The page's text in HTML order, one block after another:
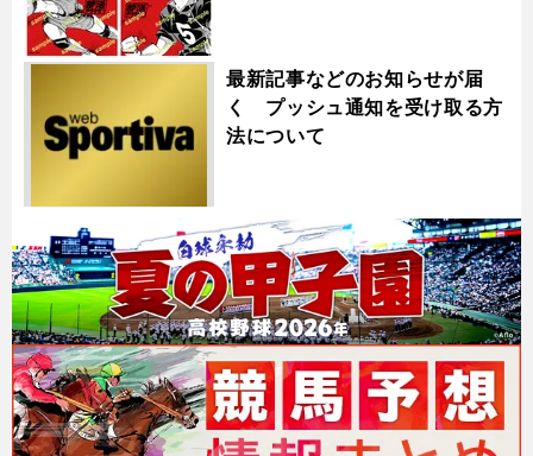
最新記事などのお知らせが届
く プッシュ通知を受け取る方
法について